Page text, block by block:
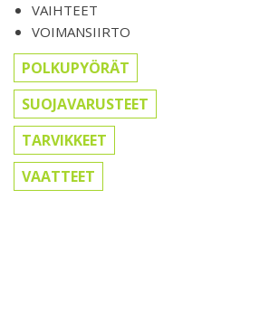
VAIHTEET
VOIMANSIIRTO
POLKUPYÖRÄT
SUOJAVARUSTEET
TARVIKKEET
VAATTEET